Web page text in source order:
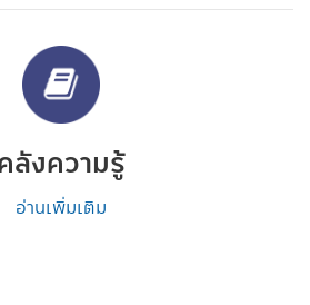
ลังความรู้
อ่านเพิ่มเติม